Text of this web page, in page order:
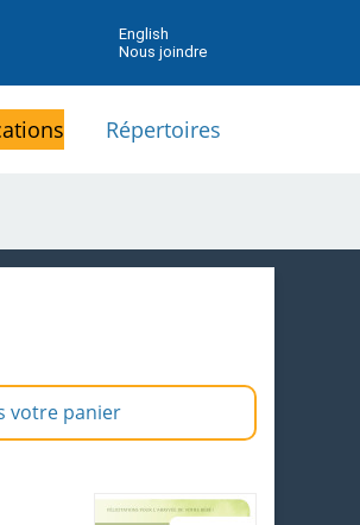
English
Nous joindre
Répertoires
votre panier